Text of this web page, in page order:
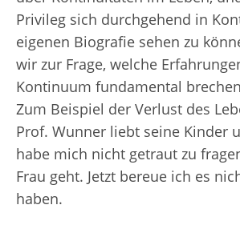
Privileg sich durchgehend in
eigenen Biografie sehen zu
wir zur Frage, welche
Kontinuum fundamental
Zum Beispiel der Verlust des
Prof. Wunner liebt seine Kinder
habe mich nicht getraut zu
Frau geht. Jetzt bereue ich es
haben.